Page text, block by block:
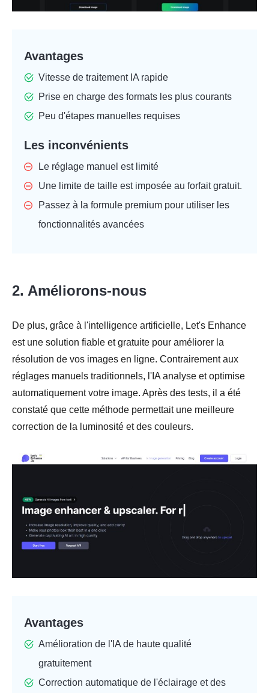
Avantages
Vitesse de traitement IA rapide
Prise en charge des formats les plus courants
Peu d'étapes manuelles requises
Les inconvénients
Le réglage manuel est limité
Une limite de taille est imposée au forfait gratuit.
Passez à la formule premium pour utiliser les
fonctionnalités avancées
2. Améliorons-nous
De plus, grâce à l'intelligence artificielle, Let's Enhance
est une solution fiable et gratuite pour améliorer la
résolution de vos images en ligne. Contrairement aux
réglages manuels traditionnels, l'IA analyse et optimise
automatiquement votre image. Après des tests, il a été
constaté que cette méthode permettait une meilleure
correction de la luminosité et des couleurs.
Avantages
Amélioration de l'IA de haute qualité
gratuitement
Correction automatique de l'éclairage et des